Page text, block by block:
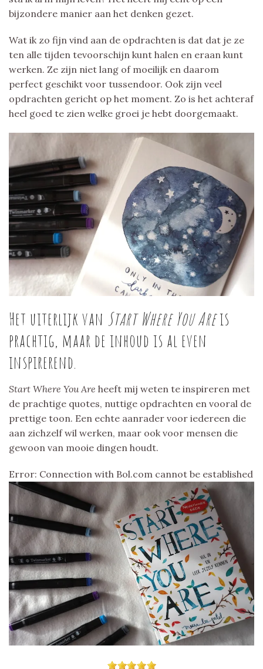
bijzondere manier aan het denken gezet.
Wat ik zo fijn vind aan de opdrachten is dat dat je ze
ten alle tijden tevoorschijn kunt halen en eraan kunt
werken. Ze zijn niet lang of moeilijk en daarom
perfect geschikt voor tussendoor. Ook zijn veel
opdrachten gericht op het moment. Zo is het achteraf
heel goed te zien welke groei je hebt doorgemaakt.
Het uiterlijk van Start Where You Areis
prachtig, maar de inhoud is al even
inspirerend.
Start Where You Are heeft mij weten te inspireren met
de prachtige quotes, nuttige opdrachten en vooral de
prettige toon. Een echte aanrader voor iedereen die
aan zichzelf wil werken, maar ook voor mensen die
gewoon van mooie dingen houdt.
Error: Connection with Bol.com cannot be established